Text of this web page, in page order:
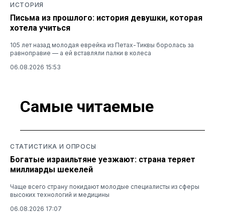
ИСТОРИЯ
Письма из прошлого: история девушки, которая
хотела учиться
105 лет назад молодая еврейка из Петах-Тиквы боролась за
равноправие — а ей вставляли палки в колеса
06.08.2026 15:53
Самые читаемые
СТАТИСТИКА И ОПРОСЫ
Богатые израильтяне уезжают: страна теряет
миллиарды шекелей
Чаще всего страну покидают молодые специалисты из сферы
высоких технологий и медицины
06.08.2026 17:07